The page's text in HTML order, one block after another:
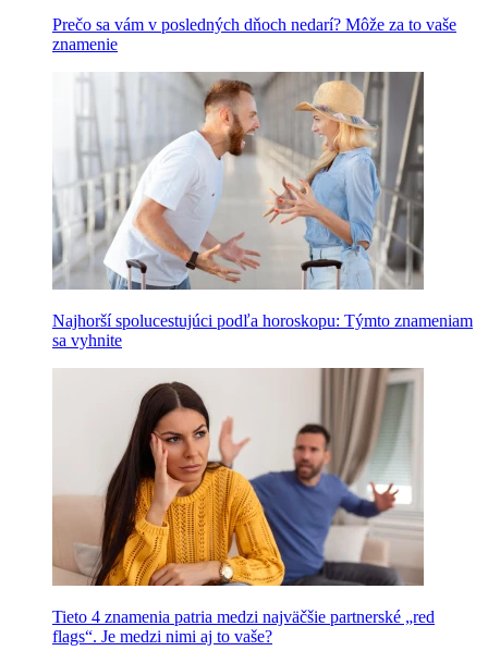
Prečo sa vám v posledných dňoch nedarí? Môže za to vaše
znamenie
Najhorší spolucestujúci podľa horoskopu: Týmto znameniam
sa vyhnite
Tieto 4 znamenia patria medzi najväčšie partnerské „red
flags“. Je medzi nimi aj to vaše?